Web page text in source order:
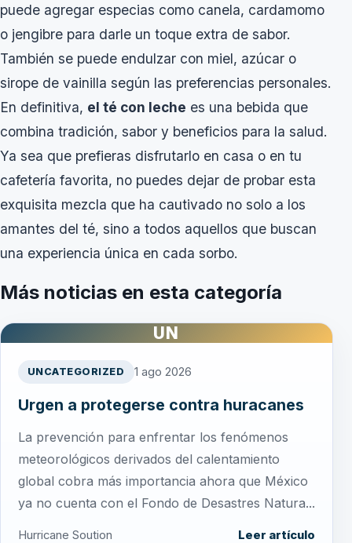
puede agregar especias como canela, cardamomo
o jengibre para darle un toque extra de sabor.
También se puede endulzar con miel, azúcar o
sirope de vainilla según las preferencias personales.
En definitiva, el té con leche es una bebida que
combina tradición, sabor y beneficios para la salud.
Ya sea que prefieras disfrutarlo en casa o en tu
cafetería favorita, no puedes dejar de probar esta
exquisita mezcla que ha cautivado no solo a los
amantes del té, sino a todos aquellos que buscan
una experiencia única en cada sorbo.
Más noticias en esta categoría
UN
UNCATEGORIZED 1 ago 2026
Urgen a protegerse contra huracanes
La prevención para enfrentar los fenómenos
meteorológicos derivados del calentamiento
global cobra más importancia ahora que México
ya no cuenta con el Fondo de Desastres Natura...
Hurricane Soution Leer artículo